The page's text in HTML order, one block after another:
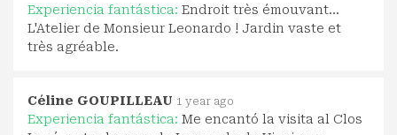
Experiencia fantástica: Endroit très émouvant...
L'Atelier de Monsieur Leonardo ! Jardin vaste et
très agréable.
Céline GOUPILLEAU 1 year ago
Experiencia fantástica: Me encantó la visita al Clos